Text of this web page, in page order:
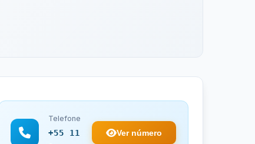
Telefone
+55 11
Ver número